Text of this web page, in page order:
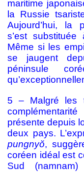
maritime
la Russie
Aujourd’hui, la
s’est
Même si les
se jaugent
péninsule
5 – Malgré les
présente depuis
deux pays.
pungnyŏ,
coréen idéal est
Sud